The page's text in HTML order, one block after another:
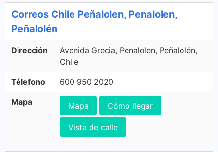
Correos Chile Peñalolen, Penalolen,
Peñalolén
Dirección
Avenida Grecia, Penalolen, Peñalolén,
Chile
Télefono 600 950 2020
Mapa Mapa Cómo llegar
Vista de calle